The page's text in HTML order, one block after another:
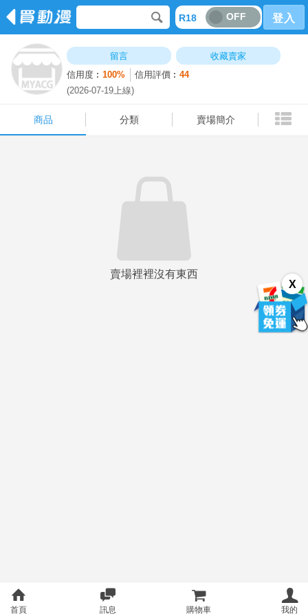
R18 OFF 登入
留言
收藏賣家
信用度︰100% 信用評價︰44
(2026-07-19上線)
商品 分類 賣場簡介
X
賣場裡裡沒有東西
商品 分類 賣場簡介
首頁 訊息 購物車 我的